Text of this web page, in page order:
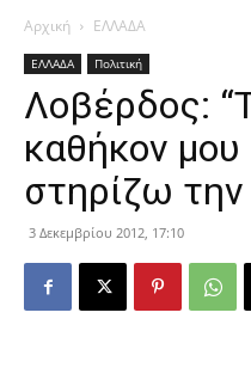
Αρχική ΕΛΛΑΔΑ
ΕΛΛΑΔΑ Πολιτική
Λοβέρδος:
καθήκον μου
στηρίζω
3 Δεκεμβρίου 2012, 17:10